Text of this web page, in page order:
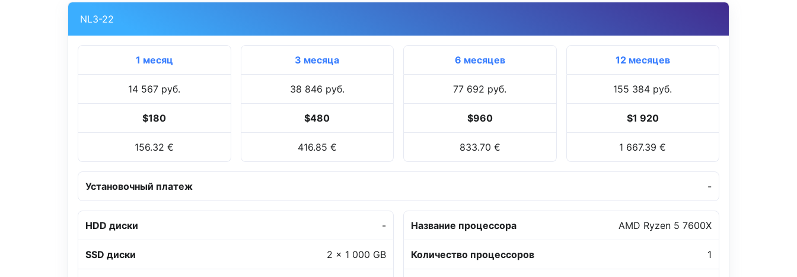
NL3-22
1 месяц
14 567 руб.
$180
156.32 €
3 месяца
38 846 руб.
$480
416.85 €
6 месяцев
77 692 руб.
$960
833.70 €
12 месяцев
155 384 руб.
$1 920
1 667.39 €
Установочный платеж -
HDD диски -
SSD диски 2 x 1 000 GB
Название процессора AMD Ryzen 5 7600X
Количество процессоров 1